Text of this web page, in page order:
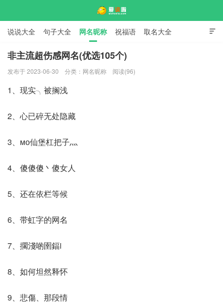

说说大全 句子大全 网名昵称 祝福语 取名大全
标语口号 签名大全
非主流超伤感网名(优选105个)
发布于 2023-06-30 分类： 网名昵称 阅读(96)
1、现实╮被搁浅
2、心已碎无处隐藏
3、мо仙堡杠把子灬
4、傻傻傻丶傻女人
5、还在依栏等候
6、带虹字的网名
7、擱淺啲圉鍢i
8、如何坦然释怀
9、悲傷、那段情